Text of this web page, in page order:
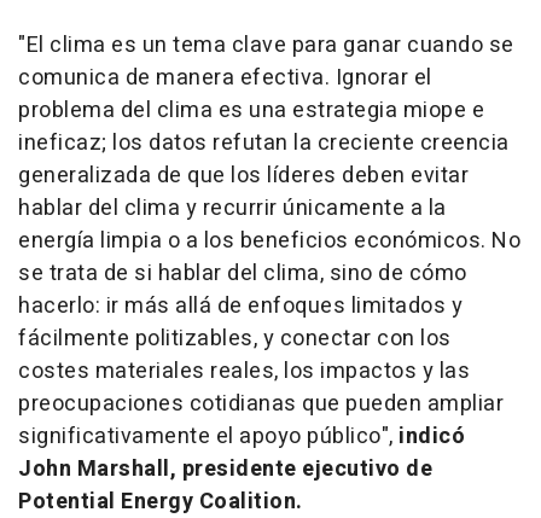
"El clima es un tema clave para ganar cuando se
comunica de manera efectiva. Ignorar el
problema del clima es una estrategia miope e
ineficaz; los datos refutan la creciente creencia
generalizada de que los líderes deben evitar
hablar del clima y recurrir únicamente a la
energía limpia o a los beneficios económicos. No
se trata de si hablar del clima, sino de cómo
hacerlo: ir más allá de enfoques limitados y
fácilmente politizables, y conectar con los
costes materiales reales, los impactos y las
preocupaciones cotidianas que pueden ampliar
significativamente el apoyo público", indicó
John Marshall, presidente ejecutivo de
Potential Energy Coalition.